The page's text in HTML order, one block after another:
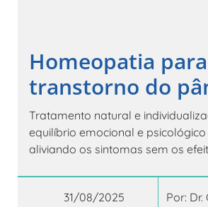
Homeopatia para
transtorno do
Tratamento natural e
equilíbrio emocional e
aliviando os sintomas sem os
31/08/2025 Por: Dr.